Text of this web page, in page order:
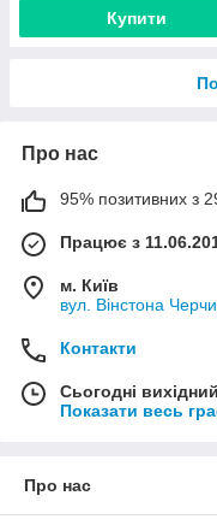
Купити
Про нас
95% позитивних з
Працює з
м. Київ
вул. Вінстона
Контакти
Сьогодні вихідний
Показати весь
Про нас